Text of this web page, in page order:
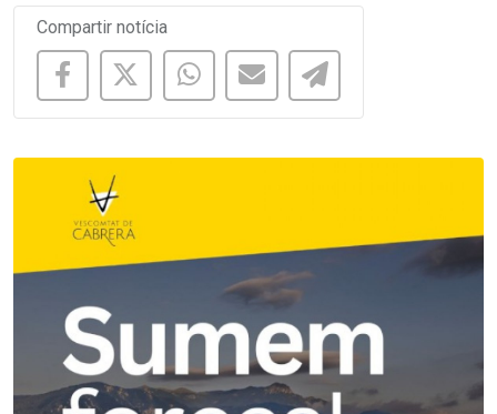
Compartir notícia